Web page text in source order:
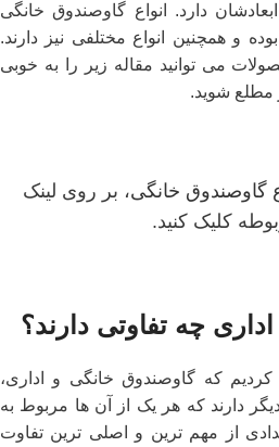
دارد. انواع گاوصندوق خانگی
و همچنین انواع مختلفی نیز دارند.
می توانید مقاله زیر را به خوبی
مطلع شوید.
گاوصندوق خانگی، بر روی لینک
کلیک کنید.
چه تفاوتی دارند؟
که گاوصندوق خانگی و اداری،
دارند که هر یک از آن ها مربوط به
از مهم ترین و اصلی ترین تفاوت